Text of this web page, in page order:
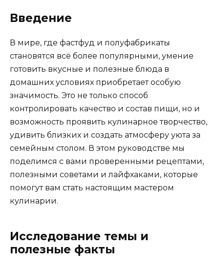
Введение
В мире, где фастфуд и полуфабрикаты
становятся всё более популярными, умение
готовить вкусные и полезные блюда в
домашних условиях приобретает особую
значимость. Это не только способ
контролировать качество и состав пищи, но и
возможность проявить кулинарное творчество,
удивить близких и создать атмосферу уюта за
семейным столом. В этом руководстве мы
поделимся с вами проверенными рецептами,
полезными советами и лайфхаками, которые
помогут вам стать настоящим мастером
кулинарии.
Исследование темы и
полезные факты